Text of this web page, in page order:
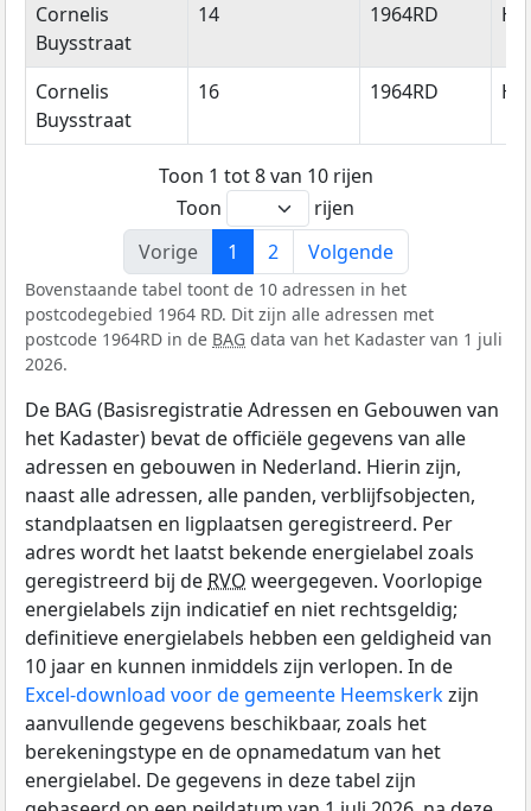
Cornelis
Buysstraat
14 1964RD
Cornelis
Buysstraat
16 1964RD
Toon 1 tot 8 van 10 rijen
Toon
rijen
Vorige
1 2 Volgende
Bovenstaande tabel toont de 10 adressen in het
postcodegebied 1964 RD. Dit zijn alle adressen met
postcode 1964RD in de BAG data van het Kadaster van 1 juli
2026.
De BAG (Basisregistratie Adressen en Gebouwen van
het Kadaster) bevat de officiële gegevens van alle
adressen en gebouwen in Nederland. Hierin zijn,
naast alle adressen, alle panden, verblijfsobjecten,
standplaatsen en ligplaatsen geregistreerd. Per
adres wordt het laatst bekende energielabel zoals
geregistreerd bij de RVO weergegeven. Voorlopige
energielabels zijn indicatief en niet rechtsgeldig;
definitieve energielabels hebben een geldigheid van
10 jaar en kunnen inmiddels zijn verlopen. In de
Excel-download voor de gemeente Heemskerkzijn
aanvullende gegevens beschikbaar, zoals het
berekeningstype en de opnamedatum van het
energielabel. De gegevens in deze tabel zijn